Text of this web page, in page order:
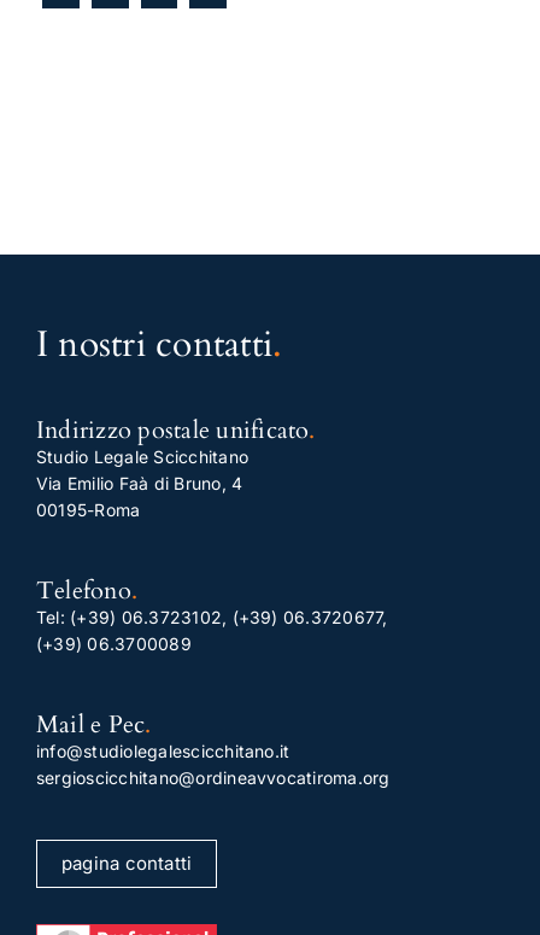
I nostri contatti.
Indirizzo postale unificato.
Studio Legale Scicchitano
Via Emilio Faà di Bruno, 4
00195-Roma
Telefono.
Tel: (+39) 06.3723102, (+39) 06.3720677,
(+39) 06.3700089
Mail e Pec.
info@studiolegalescicchitano.it
sergioscicchitano@ordineavvocatiroma.org
pagina contatti